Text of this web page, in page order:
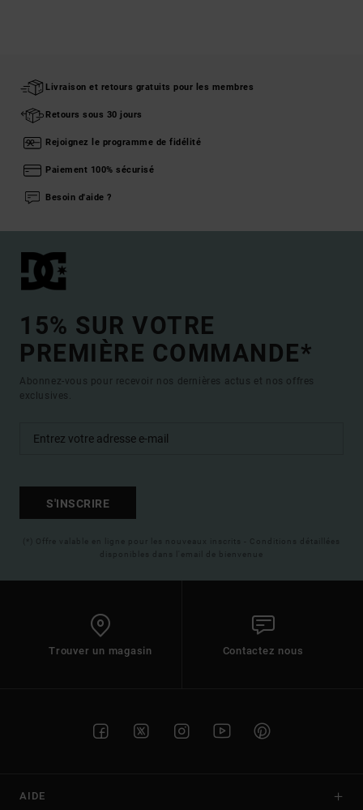
Livraison et retours gratuits pour les membres
Retours sous 30 jours
Rejoignez le programme de fidélité
Paiement 100% sécurisé
Besoin d'aide ?
15% SUR VOTRE
PREMIÈRE COMMANDE*
Abonnez-vous pour recevoir nos dernières actus et nos offres
exclusives.
S'INSCRIRE
(*) Offre valable en ligne pour les nouveaux inscrits - Conditions détaillées
disponibles dans l'email de bienvenue
Trouver un magasin Contactez nous
AIDE